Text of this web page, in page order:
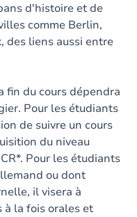
d'histoire et de
comme Berlin,
des liens aussi entre
fin du cours dépendra
Pour les étudiants
de suivre un cours
du niveau
Pour les étudiants
ou dont
, il visera à
à la fois orales et